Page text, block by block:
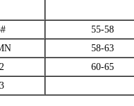
55-58
58-63
60-65